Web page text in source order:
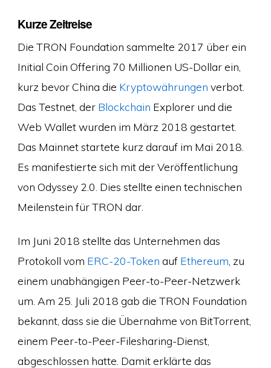
Kurze Zeitreise
Die TRON Foundation sammelte 2017 über ein
Initial Coin Offering 70 Millionen US-Dollar ein,
kurz bevor China die Kryptowährungen verbot.
Das Testnet, der Blockchain Explorer und die
Web Wallet wurden im März 2018 gestartet.
Das Mainnet startete kurz darauf im Mai 2018.
Es manifestierte sich mit der Veröffentlichung
von Odyssey 2.0. Dies stellte einen technischen
Meilenstein für TRON dar.
Im Juni 2018 stellte das Unternehmen das
Protokoll vom ERC-20-Token auf Ethereum , zu
einem unabhängigen Peer-to-Peer-Netzwerk
um. Am 25. Juli 2018 gab die TRON Foundation
bekannt, dass sie die Übernahme von BitTorrent,
einem Peer-to-Peer-Filesharing-Dienst,
abgeschlossen hatte. Damit erklärte das